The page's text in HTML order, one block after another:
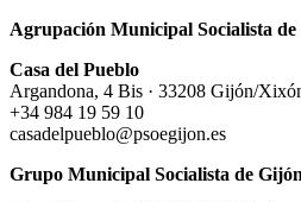
Agrupación Municipal Socialista
Casa del Pueblo
Argandona, 4 Bis · 33208 Gijón/
+34 984 19 59 10
casadelpueblo@psoegijon.es
Grupo Municipal Socialista de